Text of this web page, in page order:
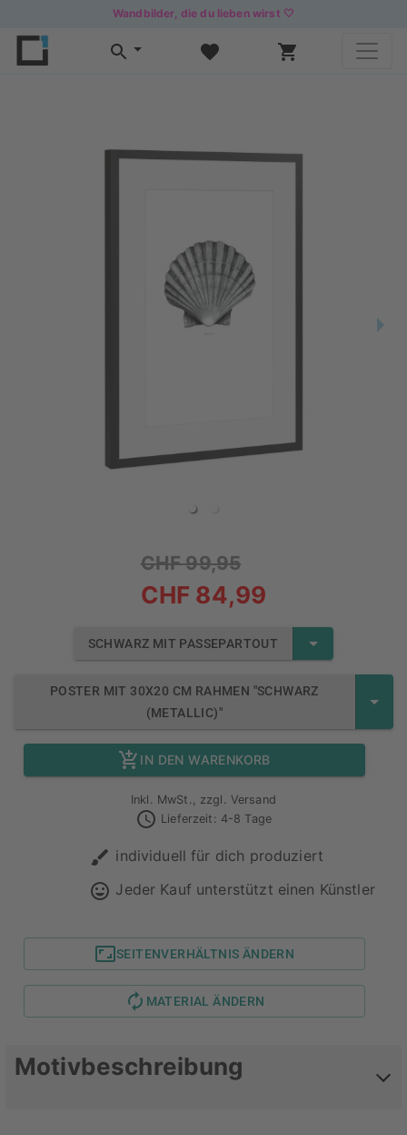
Wandbilder, die du lieben wirst 🤍
CHF 99,95
CHF 84,99
SCHWARZ MIT PASSEPARTOUT
POSTER MIT 30X20 CM RAHMEN "SCHWARZ
(METALLIC)"
IN DEN WARENKORB
Inkl. MwSt., zzgl. Versand
Lieferzeit: 4-8 Tage
individuell für dich produziert
Jeder Kauf unterstützt einen Künstler
SEITENVERHÄLTNIS ÄNDERN
MATERIAL ÄNDERN
Motivbeschreibung